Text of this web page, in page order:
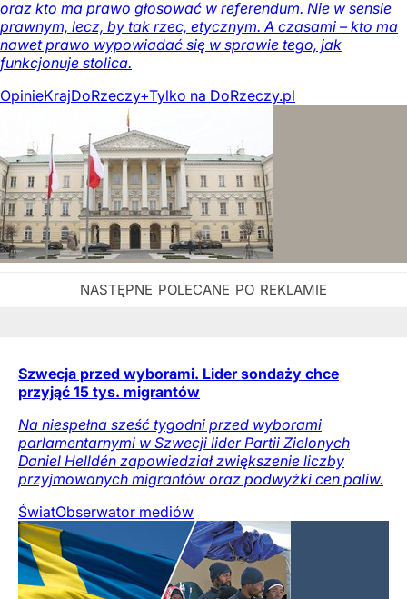
oraz kto ma prawo głosować w referendum. Nie w sensie
prawnym, lecz, by tak rzec, etycznym. A czasami – kto ma
nawet prawo wypowiadać się w sprawie tego, jak
funkcjonuje stolica.
OpinieKrajDoRzeczy+Tylko na DoRzeczy.pl
Szwecja przed wyborami. Lider sondaży chce
przyjąć 15 tys. migrantów
Na niespełna sześć tygodni przed wyborami
parlamentarnymi w Szwecji lider Partii Zielonych
Daniel Helldén zapowiedział zwiększenie liczby
przyjmowanych migrantów oraz podwyżki cen paliw.
ŚwiatObserwator mediów